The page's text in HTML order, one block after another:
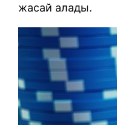
жасай алады.